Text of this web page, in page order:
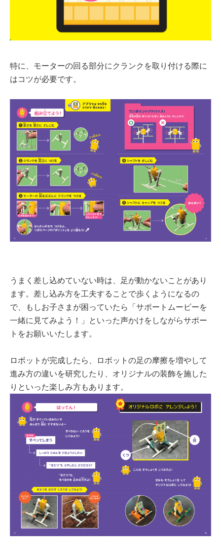
特に、モーターの回る部分にクランクを取り付ける際に
はコツが必要です。
うまく差し込めていない時は、足が動かないことがあり
ます。差し込み方を工夫することで歩くようになるの
で、もしお子さまが困っていたら「サポートムービーを
一緒に見てみよう！」といった声かけをしながらサポー
トをお願いいたします。
ロボットが完成したら、ロボットの足の摩擦を増やして
進み方の違いを研究したり、オリジナルの装飾を施した
りといった楽しみ方もあります。